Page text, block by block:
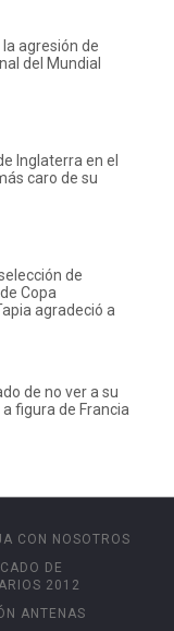
la agresión de
del Mundial
Inglaterra en el
caro de su
de
Copa
agradeció a
de no ver a su
figura de Francia
CON NOSOTROS
DE
2012
ANTENAS